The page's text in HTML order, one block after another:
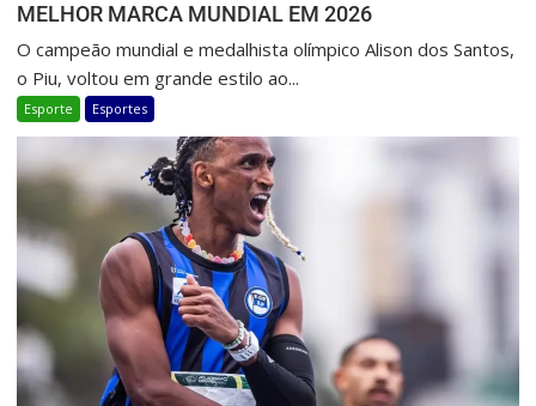
MELHOR MARCA MUNDIAL EM 2026
O campeão mundial e medalhista olímpico Alison dos Santos,
o Piu, voltou em grande estilo ao...
Esporte Esportes